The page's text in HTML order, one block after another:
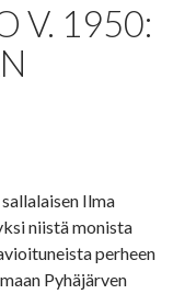
V. 1950:
Ilma
niistä monista
perheen
Pyhäjärven